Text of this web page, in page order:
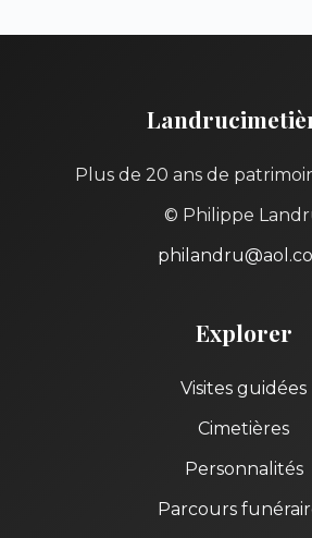
Plus de 20 ans de
© Philippe
Explorer
Visites guidées
Cimetières
Personnalités
Parcours